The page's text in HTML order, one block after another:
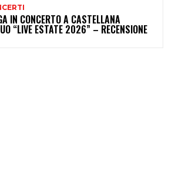
IN CONCERTO A CASTELLANA
“LIVE ESTATE 2026” – RECENSIONE